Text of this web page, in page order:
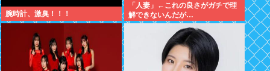
腕時計、激臭！！！
「人妻」←これの良さがガチで理
解できないんだが…